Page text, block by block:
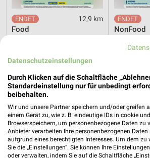
12,9 km
Food NonFood
METRO
Datenschutzeinstellungen
Durch Klicken auf die Schaltfläche
Standardeinstellung nur für unbedingt
beibehalten.
Wir und unsere Partner speichern und/oder greifen
einem Gerät zu, wie z. B. eindeutige IDs in cookie
Browserspeichern, um personenbezogene Daten zu
Anbieter verarbeiten Ihre personenbezogenen
aufgrund eines berechtigten Interesses. Um dem zu
Sie die „Einstellungen“. Sie können Ihre
oder verwalten, indem Sie auf die Schaltfläche